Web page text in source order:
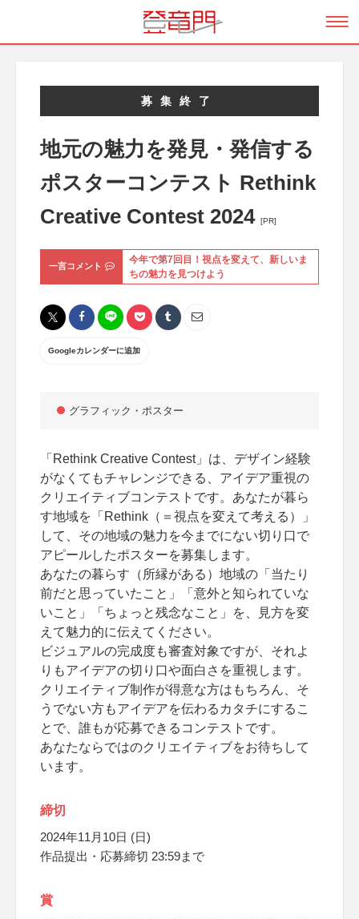
募集終了
地元の魅力を発見・発信する
ポスターコンテスト Rethink
Creative Contest 2024 [PR]
一言コメント
今年で第7回目！視点を変えて、新しいま
ちの魅力を見つけよう
Googleカレンダーに追加
グラフィック・ポスター
「Rethink Creative Contest」は、デザイン経験
がなくてもチャレンジできる、アイデア重視の
クリエイティブコンテストです。あなたが暮ら
す地域を「Rethink（＝視点を変えて考える）」
して、その地域の魅力を今までにない切り口で
アピールしたポスターを募集します。
あなたの暮らす（所縁がある）地域の「当たり
前だと思っていたこと」「意外と知られていな
いこと」「ちょっと残念なこと」を、見方を変
えて魅力的に伝えてください。
ビジュアルの完成度も審査対象ですが、それよ
りもアイデアの切り口や面白さを重視します。
クリエイティブ制作が得意な方はもちろん、そ
うでない方もアイデアを伝わるカタチにするこ
とで、誰もが応募できるコンテストです。
あなたならではのクリエイティブをお待ちして
います。
締切
2024年11月10日 (日)
作品提出・応募締切 23:59まで
賞